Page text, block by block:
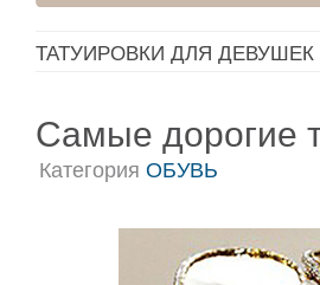
ТАТУИРОВКИ ДЛЯ ДЕВУШЕК
Самые дорогие
Категория ОБУВЬ